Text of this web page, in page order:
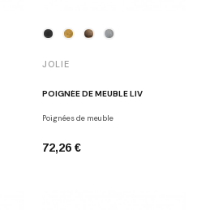
JOLIE
POIGNÉE DE MEUBLE LIV
Poignées de meuble
72,26 €